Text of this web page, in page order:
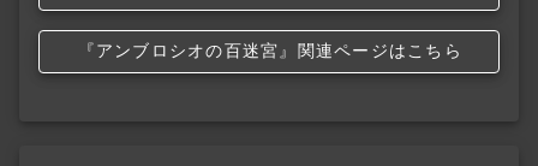
『アンブロシオの百迷宮』関連ページはこちら